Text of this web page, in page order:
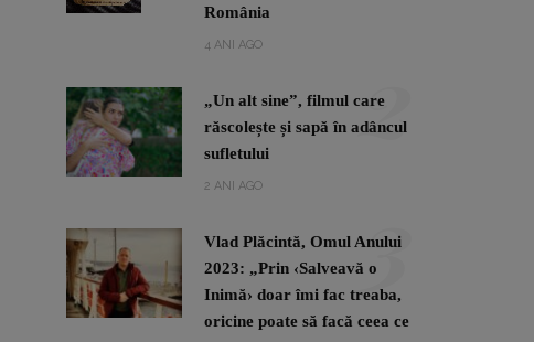
România
4 ANI AGO
„Un alt sine”, filmul care
răscolește și sapă în adâncul
sufletului
2 ANI AGO
2
Vlad Plăcintă, Omul Anului
2023: „Prin ‹Salveavă o
Inimă› doar îmi fac treaba,
oricine poate să facă ceea ce
3